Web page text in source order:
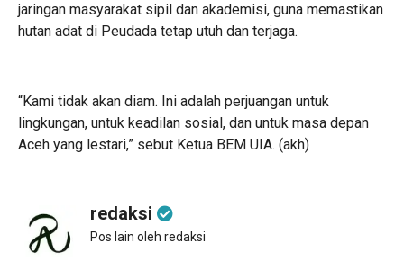
jaringan masyarakat sipil dan akademisi, guna memastikan
hutan adat di Peudada tetap utuh dan terjaga.
“Kami tidak akan diam. Ini adalah perjuangan untuk
lingkungan, untuk keadilan sosial, dan untuk masa depan
Aceh yang lestari,” sebut Ketua BEM UIA. (akh)
redaksi
Pos lain oleh redaksi